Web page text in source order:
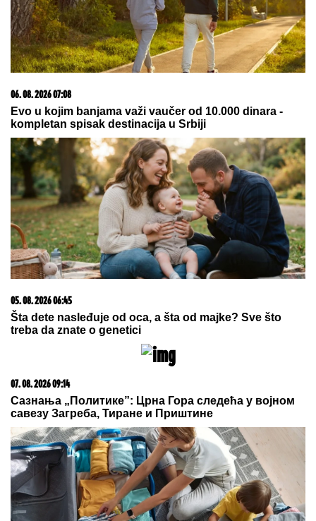
Srbija izgubila košem u poslednjoj sekundi, veliko
iznenađenje, ovo nikako nije dobro
DETONACIJA NA MALOM
KALEMEGDANU!"Delije" u transu -
Zvezda dovela igrača Real Madrida!
Slovenački vojnici postali hit na
mrežama: Marširali i zapevali, a
"Uovim godinama MUŽEVI NAJČEŠĆE VARAJU":
Vladeta Jerotić upozorio da JEDAN SIGNAL žene
često ignorišu - zato brakovi pucaju